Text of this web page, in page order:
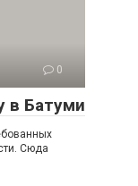
0
в Батуми
Сюда